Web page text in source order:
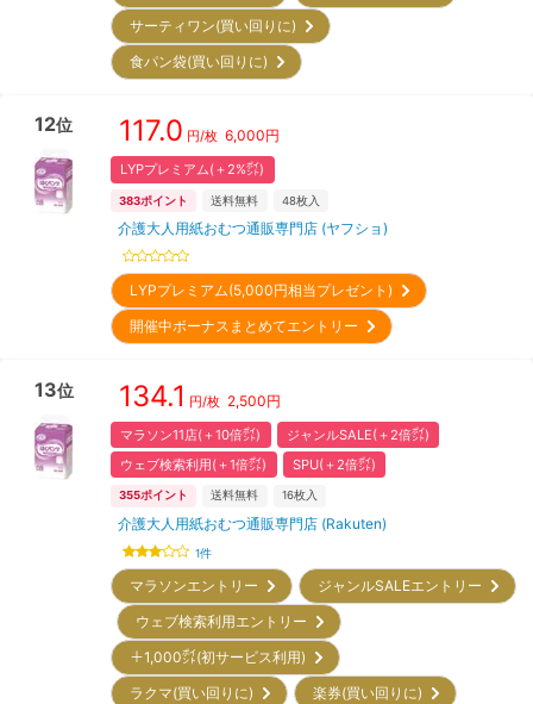
サーティワン(買い回りに)
食パン袋(買い回りに)
12位 117.0 円/枚 6,000円
LYPプレミアム(＋2%㌽)
383ポイント 送料無料 48枚入
介護大人用紙おむつ通販専門店 (ヤフショ)
LYPプレミアム(5,000円相当プレゼント)
開催中ボーナスまとめてエントリー
13位 134.1 円/枚 2,500円
マラソン11店(＋10倍㌽)
ジャンルSALE(＋2倍㌽)
ウェブ検索利用(＋1倍㌽)
SPU(＋2倍㌽)
355ポイント 送料無料 16枚入
介護大人用紙おむつ通販専門店 (Rakuten)
1件
マラソンエントリー
ジャンルSALEエントリー
ウェブ検索利用エントリー
＋1,000㌽(初サービス利用)
ラクマ(買い回りに)
楽券(買い回りに)